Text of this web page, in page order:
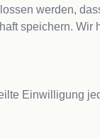
werden,
speichern. Wir
Einwilligung